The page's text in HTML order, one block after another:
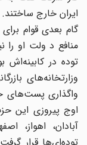
ایران خارج ساختند.
گام بعدی قوام
منافع د ولت او را
توده در کابینه‌اش
وزارتخانه‌های
واگذاری پست‌های
اوج پیروزی این
آبادان، اهواز،